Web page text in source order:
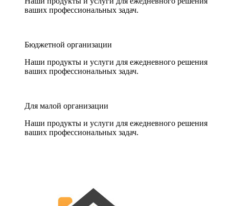
ваших профессиональных задач.
Бюджетной организации
Наши продукты и услуги для ежедневного решения
ваших профессиональных задач.
Для малой организации
Наши продукты и услуги для ежедневного решения
ваших профессиональных задач.